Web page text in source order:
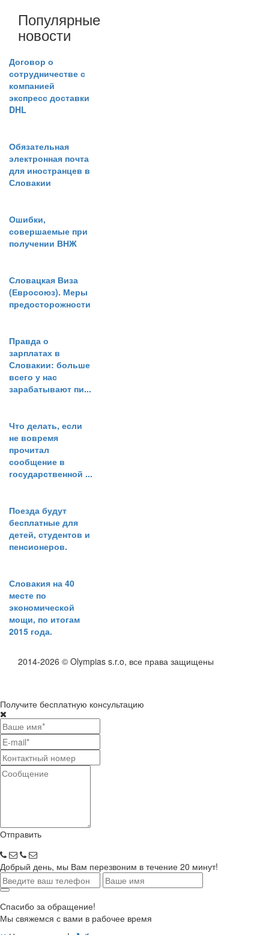
Популярные
новости
Договор о
сотрудничестве с
компанией
экспресс доставки
DHL
Обязательная
электронная почта
для иностранцев в
Словакии
Ошибки,
совершаемые при
получении ВНЖ
Словацкая Виза
(Евросоюз). Меры
предосторожности
Правда о
зарплатах в
Словакии: больше
всего у нас
зарабатывают пи...
Что делать, если
не вовремя
прочитал
сообщение в
государственной ...
Поезда будут
бесплатные для
детей, студентов и
пенсионеров.
Словакия на 40
месте по
экономической
мощи, по итогам
2015 года.
2014-2026 © Olympias s.r.o, все права защищены
Получите бесплатную консультацию
Отправить
Добрый день, мы Вам перезвоним в течение 20 минут!
Спасибо за обращение!
Мы свяжемся с вами в рабочее время